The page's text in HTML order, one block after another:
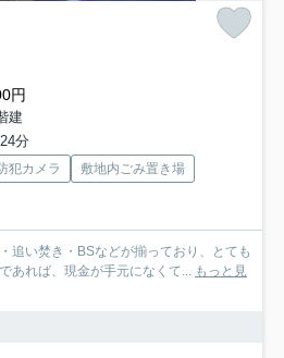
円
建
分
犯カメラ
敷地内ごみ置き場
追い焚き・BSなどが揃っており、とても
あれば、現金が手元になくて... もっと見